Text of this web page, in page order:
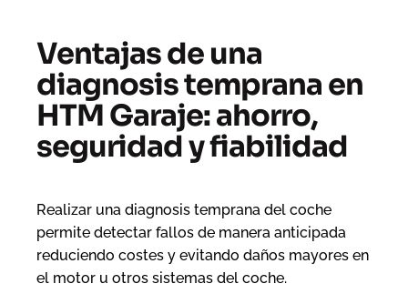
Ventajas de una
diagnosis temprana en
HTM Garaje: ahorro,
seguridad y fiabilidad
Realizar una diagnosis temprana del coche
permite detectar fallos de manera anticipada
reduciendo costes y evitando daños mayores en
el motor u otros sistemas del coche.